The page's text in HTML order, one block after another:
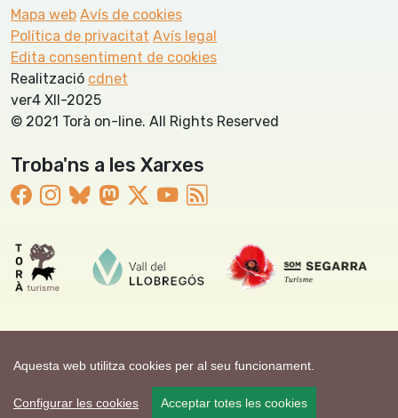
Aquesta web utilitza cookies per al seu funcionament.
Configurar les cookies Acceptar totes les cookies
Mapa web Avís de cookies
Política de privacitat Avís legal
Edita consentiment de cookies
Realització cdnet
ver4 XII-2025
© 2021 Torà on-line. All Rights Reserved
Troba'ns a les Xarxes